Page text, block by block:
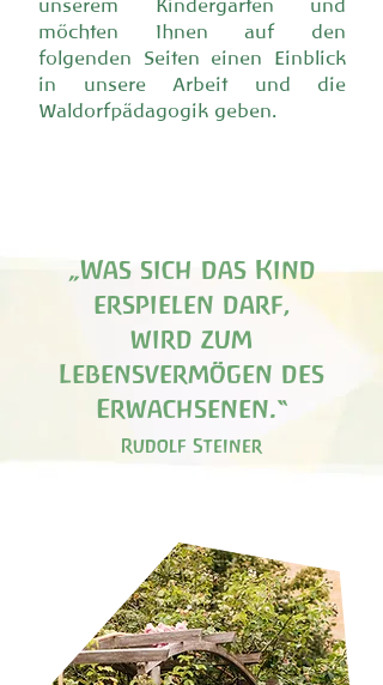
unserem Kindergarten und
möchten Ihnen auf den
folgenden Seiten einen Einblick
in unsere Arbeit und die
Waldorfpädagogik geben.
„Was sich das Kind
erspielen darf,
wird zum
Lebensvermögen des
Erwachsenen.“
Rudolf Steiner